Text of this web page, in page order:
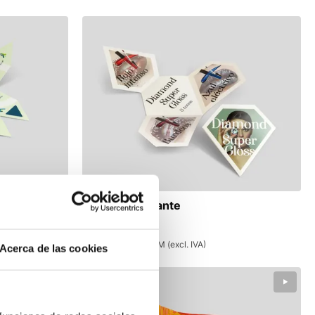
de las cookies
Folletos Diamante
400 uds Diamante M (excl. IVA)